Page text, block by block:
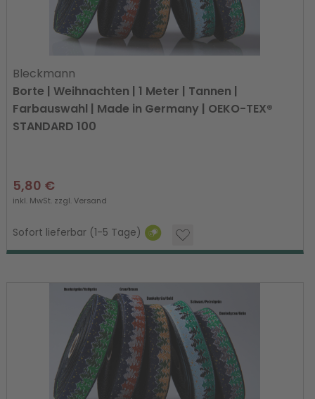
Bleckmann
Borte | Weihnachten | 1 Meter | Tannen |
Farbauswahl | Made in Germany | OEKO-TEX®
STANDARD 100
5,80 €
inkl. MwSt. zzgl.Versand
Sofort lieferbar (1-5 Tage)